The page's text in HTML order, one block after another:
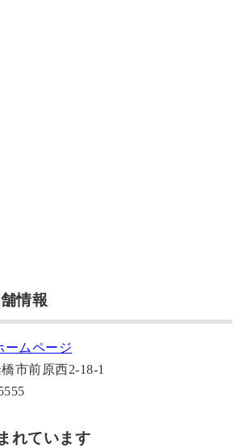
情報
ームページ
市前原西2-18-1
れています